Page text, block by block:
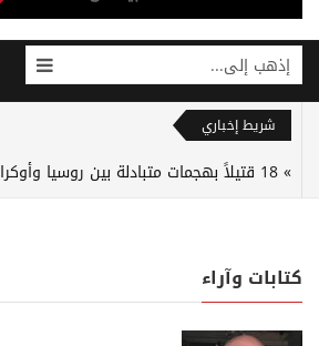
إذهب إلى...
شريط إخباري
18 قتيلاً بهجمات متبادلة بين روسيا وأوكرانيا
كتابات وآراء